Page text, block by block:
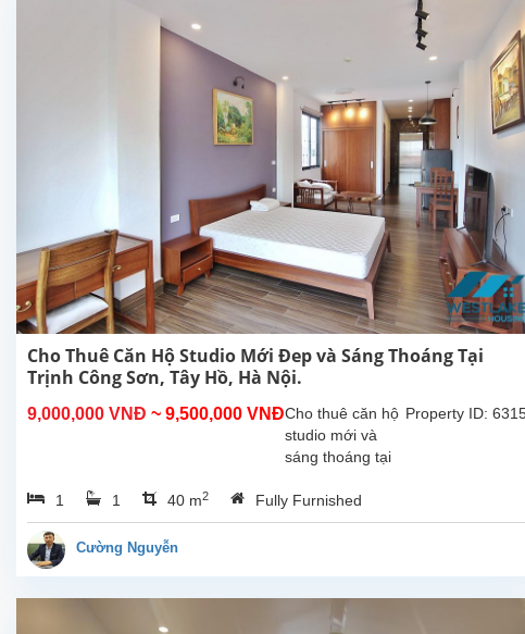
Cho Thuê Căn Hộ Studio Mới Đep và Sáng Thoáng Tại
Trịnh Công Sơn, Tây Hồ, Hà Nội.
9,000,000 VNĐ ~ 9,500,000 VNĐ Property ID:
Cho thuê căn hộ
studio mới và
sáng thoáng tại
Tây Hồ, Hà Nội.
Diện tích sinh
1 1 40 m2 Fully Furnished
Cường Nguyễn